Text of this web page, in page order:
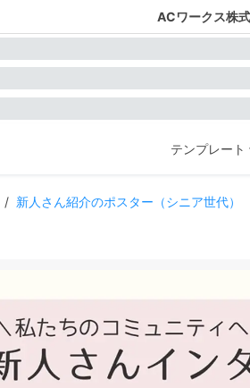
ACワークス株
テンプレート
/ 新人さん紹介のポスター（シニア世代）